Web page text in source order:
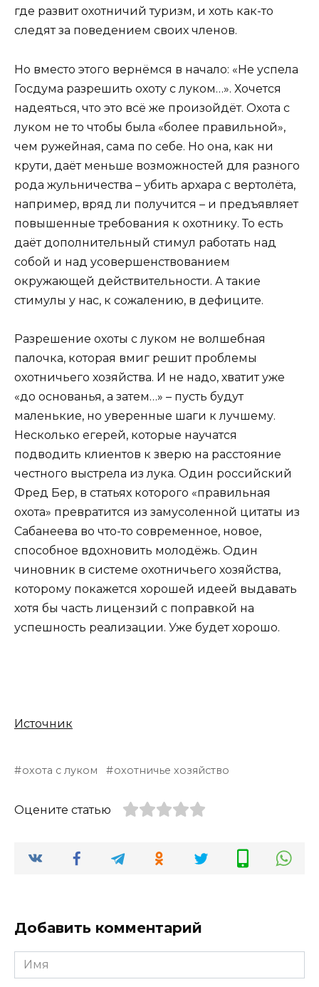
где развит охотничий туризм, и хоть как-то
следят за поведением своих членов.
Но вместо этого вернёмся в начало: «Не успела
Госдума разрешить охоту с луком…». Хочется
надеяться, что это всё же произойдёт. Охота с
луком не то чтобы была «более правильной»,
чем ружейная, сама по себе. Но она, как ни
крути, даёт меньше возможностей для разного
рода жульничества – убить архара с вертолёта,
например, вряд ли получится – и предъявляет
повышенные требования к охотнику. То есть
даёт дополнительный стимул работать над
собой и над усовершенствованием
окружающей действительности. А такие
стимулы у нас, к сожалению, в дефиците.
Разрешение охоты с луком не волшебная
палочка, которая вмиг решит проблемы
охотничьего хозяйства. И не надо, хватит уже
«до основанья, а затем…» – пусть будут
маленькие, но уверенные шаги к лучшему.
Несколько егерей, которые научатся
подводить клиентов к зверю на расстояние
честного выстрела из лука. Один российский
Фред Бер, в статьях которого «правильная
охота» превратится из замусоленной цитаты из
Сабанеева во что-то современное, новое,
способное вдохновить молодёжь. Один
чиновник в системе охотничьего хозяйства,
которому покажется хорошей идеей выдавать
хотя бы часть лицензий с поправкой на
успешность реализации. Уже будет хорошо.
Источник
охота с луком охотничье хозяйство
Оцените статью
Добавить комментарий
Имя
*